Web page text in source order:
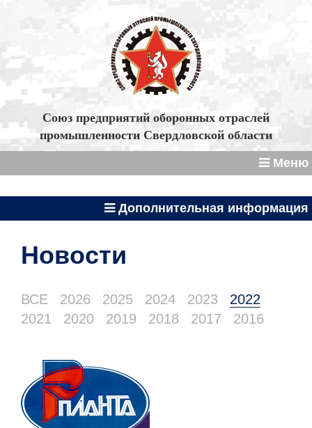
Союз предприятий оборонных отраслей
промышленности Свердловской области
Меню
Дополнительная информация
Новости
ВСЕ 2026 2025 2024 2023
2022
2021
2020 2019 2018 2017 2016